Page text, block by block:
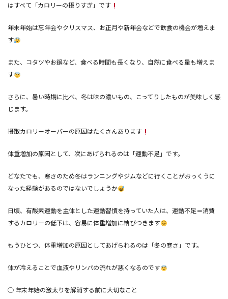
はすべて「カロリーの摂りすぎ」です
年末年始は忘年会やクリスマス、お正月や新年会などで飲食の機会が増えま
す
また、コタツやお鍋など、食べる時間も長くなり、自然に食べる量も増えま
す
さらに、暑い時期に比べ、冬は味の濃いもの、こってりしたものが美味しく感
じます。
摂取カロリーオーバーの原因はたくさんあります
体重増加の原因として、次にあげられるのは「運動不足」です。
どなたでも、寒さのため冬はランニングやジムなどに行くことがおっくうに
なった経験があるのではないでしょうか
日頃、有酸素運動を主体とした運動習慣を持っていた人は、運動不足＝消費
するカロリーの低下は、容易に体重増加に結びつきます
もうひとつ、体重増加の原因としてあげられるのは「冬の寒さ」です。
体が冷えることで血液やリンパの流れが悪くなるのです
◯ 年末年始の激太りを解消する前に大切なこと